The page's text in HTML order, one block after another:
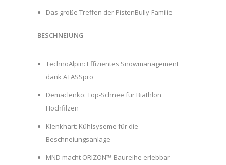
Das große Treffen der PistenBully-Familie
BESCHNEIUNG
TechnoAlpin: Effizientes Snowmanagement
dank ATASSpro
Demaclenko: Top-Schnee für Biathlon
Hochfilzen
Klenkhart: Kühlsyseme für die
Beschneiungsanlage
MND macht ORIZON™-Baureihe erlebbar